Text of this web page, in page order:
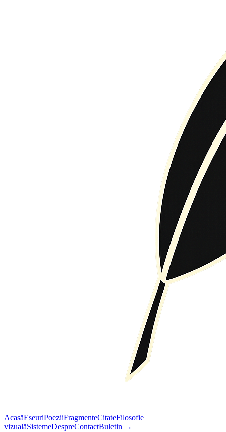
AcasăEseuriPoeziiFragmenteCitateFilosofie
vizualăSistemeDespreContactBuletin →